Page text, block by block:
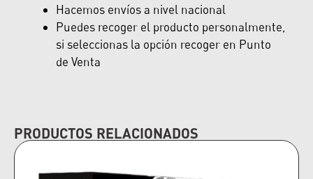
Hacemos envíos a nivel nacional
Puedes recoger el producto personalmente,
si seleccionas la opción recoger en Punto
de Venta
PRODUCTOS RELACIONADOS